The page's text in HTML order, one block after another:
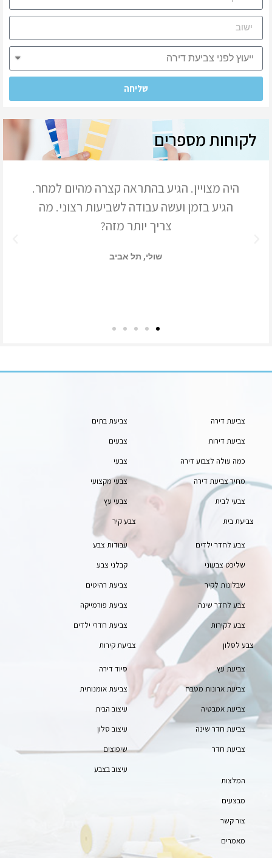
שליחה
לקוחות מספרים
היה מצויין. הגיע בהתראה קצרה מהיום למחר.
הגיע בזמן ועשה עבודה לשביעות רצוני. מה
צריך יותר מזה?
שולי, תל אביב
צביעת דירה
צביעת דירות
כמה עולה לצבוע דירה
מחיר צביעת דירה
צבעי לבית
צביעת בית
צביעת בתים
צבעים
צבעי
צבעי מקצועי
צבעי עץ
צבע קיר
צבע לחדר ילדים
שליכט צבעוני
שבלונות לקיר
צבע לחדר שינה
צבע לקירות
צבע לסלון
עבודות צבע
קבלני צבע
צביעת רהיטים
צביעת פורמייקה
צביעת חדרי ילדים
צביעת קירות
צביעת עץ
צביעת ארונות מטבח
צביעת אמבטיה
צביעת חדר שינה
צביעת חדר
סיוד דירה
צביעת אומנותית
עיצוב הבית
עיצוב סלון
שיפוצים
עיצוב בצבע
המלצות
מבצעים
צור קשר
מאמרים